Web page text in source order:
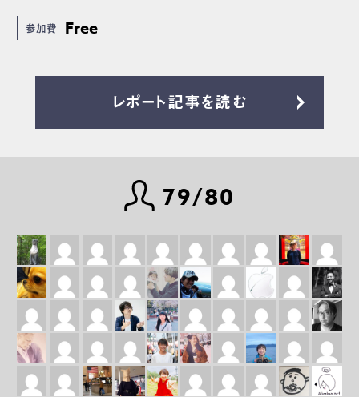
参加費 Free
レポート記事を読む
79/80